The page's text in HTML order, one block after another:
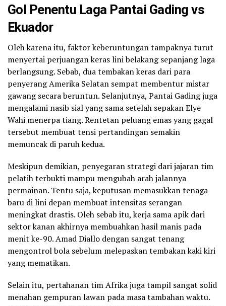
Gol Penentu Laga Pantai Gading vs
Ekuador
Oleh karena itu, faktor keberuntungan tampaknya turut
menyertai perjuangan keras lini belakang sepanjang laga
berlangsung. Sebab, dua tembakan keras dari para
penyerang Amerika Selatan sempat membentur mistar
gawang secara beruntun. Selanjutnya, Pantai Gading juga
mengalami nasib sial yang sama setelah sepakan Elye
Wahi menerpa tiang. Rentetan peluang emas yang gagal
tersebut membuat tensi pertandingan semakin
memuncak di paruh kedua.
Meskipun demikian, penyegaran strategi dari jajaran tim
pelatih terbukti mampu mengubah arah jalannya
permainan. Tentu saja, keputusan memasukkan tenaga
baru di lini depan membuat intensitas serangan
meningkat drastis. Oleh sebab itu, kerja sama apik dari
sektor kanan akhirnya membuahkan hasil manis pada
menit ke-90. Amad Diallo dengan sangat tenang
mengontrol bola sebelum melepaskan tembakan kaki kiri
yang mematikan.
Selain itu, pertahanan tim Afrika juga tampil sangat solid
menahan gempuran lawan pada masa tambahan waktu.